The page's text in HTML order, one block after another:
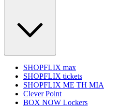
SHOPFLIX max
SHOPFLIX tickets
SHOPFLIX ΜΕ ΤΗ ΜΙΑ
Clever Point
BOX NOW Lockers